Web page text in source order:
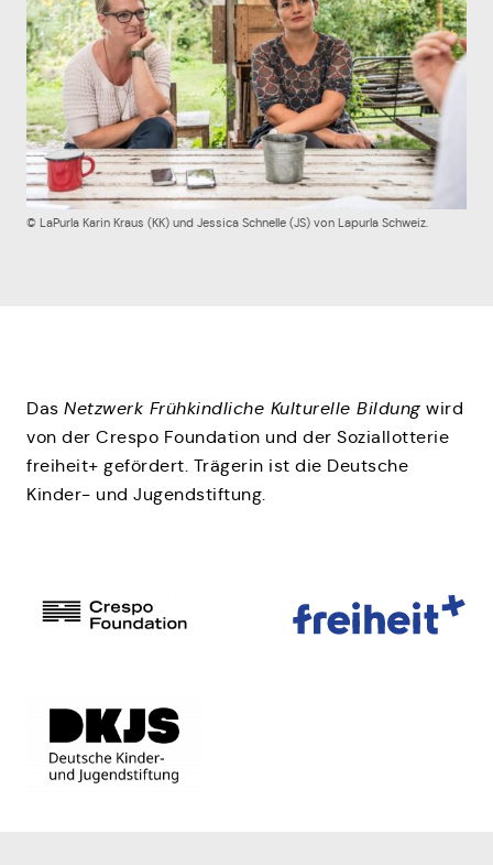
© LaPurla Karin Kraus (KK) und Jessica Schnelle (JS) von Lapurla Schweiz.
Das Netzwerk Frühkindliche Kulturelle Bildung wird
von der Crespo Foundation und der Soziallotterie
freiheit+ gefördert. Trägerin ist die Deutsche
Kinder- und Jugendstiftung.